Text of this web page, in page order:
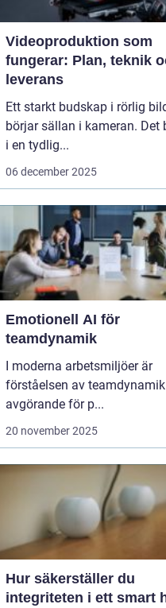
Videoproduktion som
fungerar: Plan, teknik
leverans
Ett starkt budskap i rörlig
börjar sällan i kameran. Det
i en tydlig...
06 december 2025
Emotionell AI för
teamdynamik
I moderna arbetsmiljöer är
förståelsen av teamdynamik
avgörande för p...
20 november 2025
Hur säkerställer du
integriteten i ett smart